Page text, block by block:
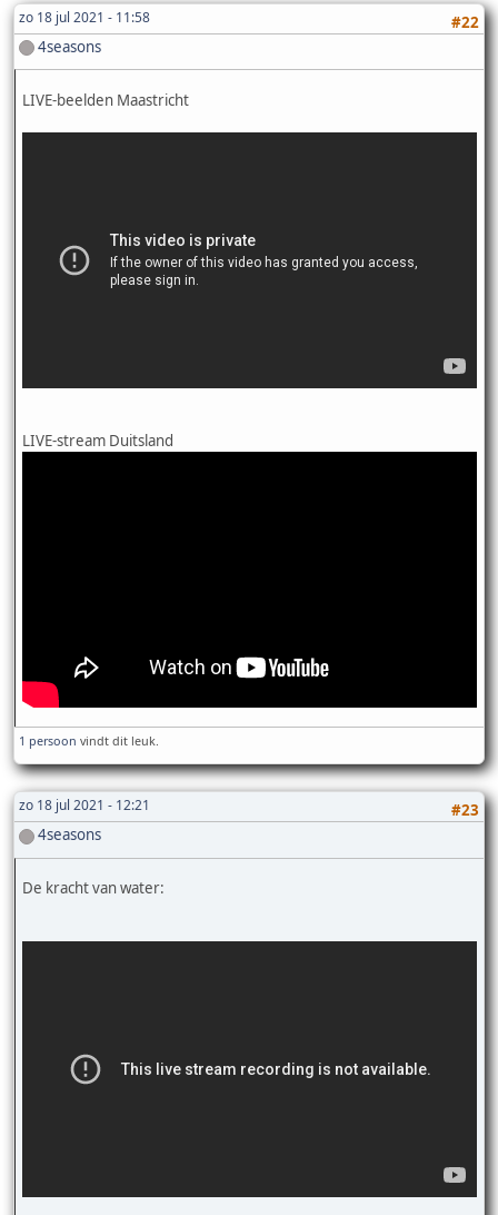
zo 18 jul 2021 - 11:58
#22
4seasons
LIVE-beelden Maastricht
LIVE-stream Duitsland
1 persoon vindt dit leuk.
zo 18 jul 2021 - 12:21
#23
4seasons
De kracht van water: